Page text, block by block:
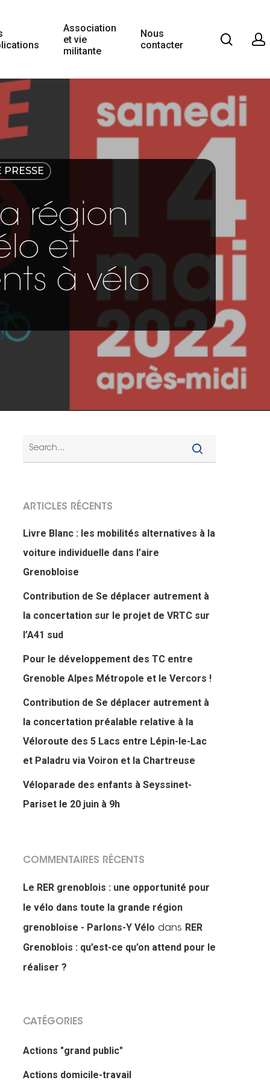
Association
et vie
militante
Nous
contacter
région
et
à vélo
ARTICLES RÉCENTS
Livre Blanc : les mobilités alternatives à la
voiture individuelle dans l’aire
Grenobloise
Contribution de Se déplacer autrement à
la concertation sur le projet de VRTC sur
l’A41 sud
Pour le développement des TC entre
Grenoble Alpes Métropole et le Vercors !
Contribution de Se déplacer autrement à
la concertation préalable relative à la
Véloroute des 5 Lacs entre Lépin-le-Lac
et Paladru via Voiron et la Chartreuse
Véloparade des enfants à Seyssinet-
Pariset le 20 juin à 9h
COMMENTAIRES RÉCENTS
Le RER grenoblois : une opportunité pour
le vélo dans toute la grande région
grenobloise - Parlons-Y Vélo dans RER
Grenoblois : qu’est-ce qu’on attend pour le
réaliser ?
CATÉGORIES
Actions "grand public"
Actions domicile-travail